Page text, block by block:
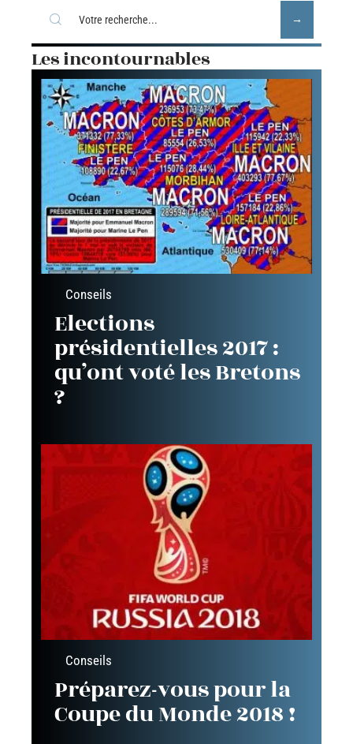
Les incontournables
Conseils
Elections
présidentielles 2017 :
qu’ont voté les Bretons
?
Conseils
Préparez-vous pour la
Coupe du Monde 2018 !